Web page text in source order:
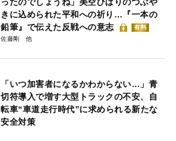
きに込められた平和への祈り…『一本の
鉛筆』で伝えた反戦への意志
有料
佐藤剛
「いつ加害者になるかわからない…」青
切符導入で増す大型トラックの不安、自
転車“車道走行時代”に求められる新たな
安全対策